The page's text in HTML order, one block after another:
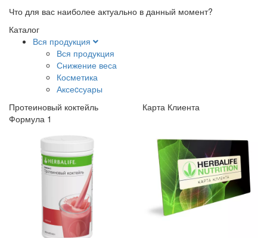
Что для вас наиболее актуально в данный момент?
Каталог
Вся продукция
Вся продукция
Снижение веса
Косметика
Аксеcсуары
Протеиновый коктейль
Формула 1
Карта Клиента